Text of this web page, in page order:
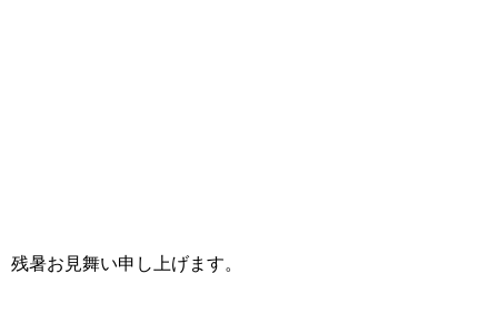
残暑お見舞い申し上げます。